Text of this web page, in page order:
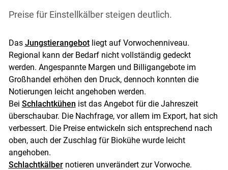
Preise für Einstellkälber steigen deutlich.
Das Jungstierangebotliegt auf Vorwochenniveau.
Regional kann der Bedarf nicht vollständig gedeckt
werden. Angespannte Margen und Billigangebote im
Großhandel erhöhen den Druck, dennoch konnten die
Notierungen leicht angehoben werden.
Bei Schlachtkühen ist das Angebot für die Jahreszeit
überschaubar. Die Nachfrage, vor allem im Export, hat sich
verbessert. Die Preise entwickeln sich entsprechend nach
oben, auch der Zuschlag für Biokühe wurde leicht
angehoben.
Schlachtkälbernotieren unverändert zur Vorwoche.